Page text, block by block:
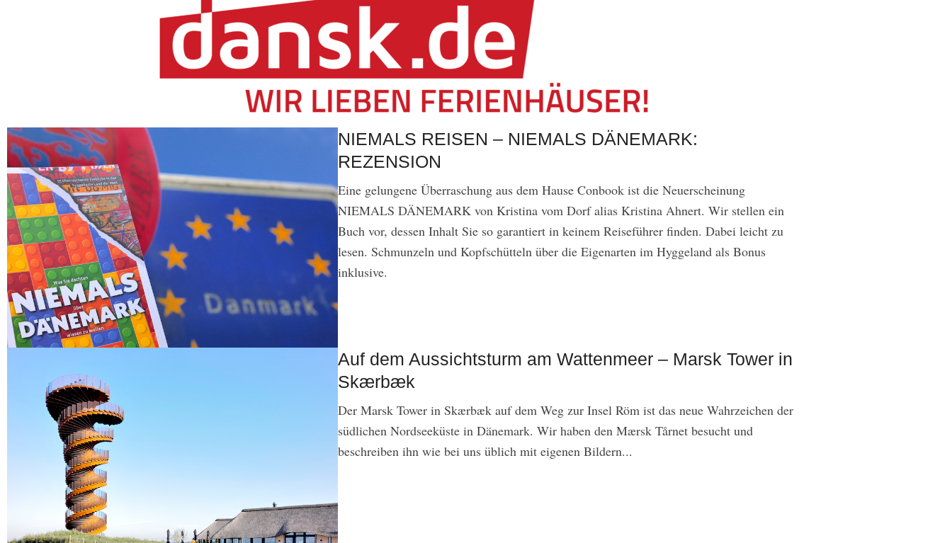
NIEMALS REISEN – NIEMALS DÄNEMARK:
REZENSION
Eine gelungene Überraschung aus dem Hause Conbook ist die Neuerscheinung
NIEMALS DÄNEMARK von Kristina vom Dorf alias Kristina Ahnert. Wir stellen ein
Buch vor, dessen Inhalt Sie so garantiert in keinem Reiseführer finden. Dabei leicht zu
lesen. Schmunzeln und Kopfschütteln über die Eigenarten im Hyggeland als Bonus
inklusive.
Auf dem Aussichtsturm am Wattenmeer – Marsk Tower in
Skærbæk
Der Marsk Tower in Skærbæk auf dem Weg zur Insel Röm ist das neue Wahrzeichen der
südlichen Nordseeküste in Dänemark. Wir haben den Mærsk Tårnet besucht und
beschreiben ihn wie bei uns üblich mit eigenen Bildern...